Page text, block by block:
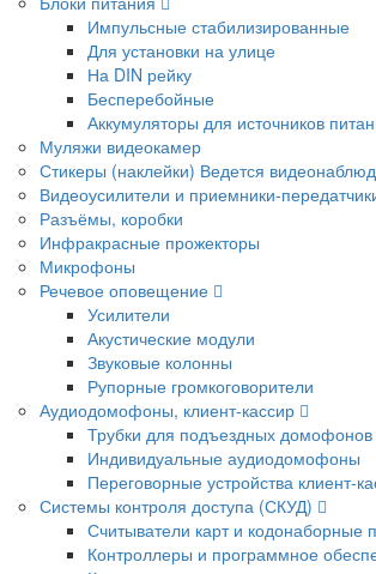
Импульсные стабилизированные
Для установки на улице
На DIN рейку
Бесперебойные
Аккумуляторы для источников
Муляжи видеокамер
Стикеры (наклейки) Ведется
Видеоусилители и приемники-
Разъёмы, коробки
Инфракрасные прожекторы
Микрофоны
Речевое оповещение
Усилители
Акустические модули
Звуковые колонны
Рупорные громкоговорители
Аудиодомофоны, клиент-кассир
Трубки для подъездных домофонов
Индивидуальные аудиодомофоны
Переговорные устройства клиент-
Системы контроля доступа (СКУД)
Считыватели карт и кодонаборные
Контроллеры и программное